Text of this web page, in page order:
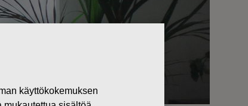
käyttökokemuksen